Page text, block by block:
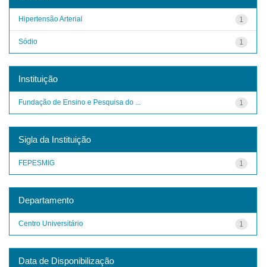
1
Hipertensão Arterial
1
Sódio
Instituição
1
Fundação de Ensino e Pesquisa do ...
Sigla da Instituição
1
FEPESMIG
Departamento
1
Centro Universitário
Data de Disponibilização